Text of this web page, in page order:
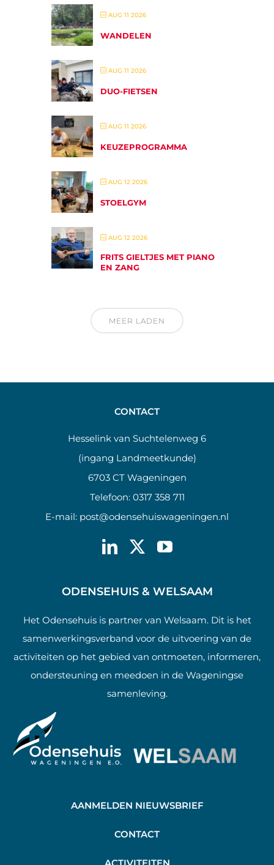
AUG 11 2026
WANDELEN
AUG 11 2026
DUO-FIETSEN
AUG 11 2026
KEUZEPROGRAMMA
AUG 12 2026
STOELGYM
AUG 12 2026
FRITS GIELTJES MET PIANO
EN ZANG
MEER LADEN
CONTACT
Hesselink van Suchtelenweg 6
(ingang Landmeetkunde)
6703 CT Wageningen
Telefoon: 0317 358 711
E-mail: post@odensehuiswageningen.nl
ODENSEHUIS & WELSAAM
Het Odensehuis is partner van Welsaam. Dit is het
samenwerkingsverband voor de uitvoering van de
activiteiten op het gebied van ontmoeten, informeren,
ondersteuning en meedoen in de Wageningse
samenleving.
AANMELDEN NIEUWSBRIEF
CONTACT